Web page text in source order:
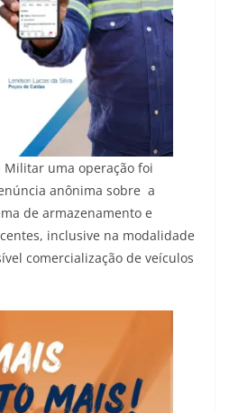
Militar uma operação foi
anônima sobre a
de armazenamento e
inclusive na modalidade
comercialização de veículos